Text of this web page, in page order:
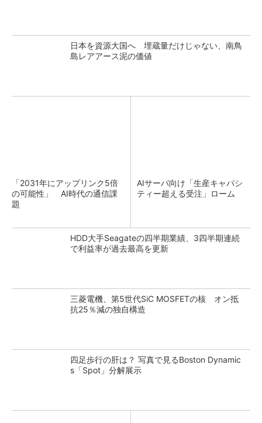
日本を資源大国へ 埋蔵量だけじゃない、南鳥
島レアアース泥の価値
「2031年にアップリンク5倍
の可能性」 AI時代の通信課
題
AIサーバ向け「生産キャパシ
ティー超える受注」ローム
HDD大手Seagateの四半期業績、3四半期連続
で利益率が過去最高を更新
三菱電機、第5世代SiC MOSFETの核 オン抵
抗25％減の独自構造
四足歩行の肝は？ 写真で見るBoston Dynamic
s「Spot」分解展示